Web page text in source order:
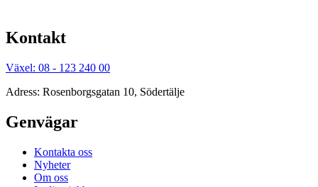
Kontakt
Växel: 08 - 123 240 00
Adress: Rosenborgsgatan 10, Södertälje
Genvägar
Kontakta oss
Nyheter
Om oss